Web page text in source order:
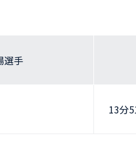
選手
13分